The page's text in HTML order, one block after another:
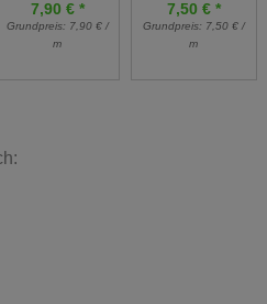
7,90 € *
Grundpreis: 7,90 € /
m
7,50 € *
Grundpreis: 7,50 € /
m